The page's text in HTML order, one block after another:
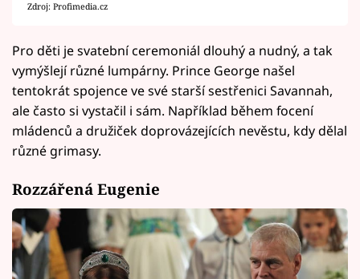
Zdroj: Profimedia.cz
Pro děti je svatební ceremoniál dlouhý a nudný, a tak
vymýšlejí různé lumpárny. Prince George našel
tentokrát spojence ve své starší sestřenici Savannah,
ale často si vystačil i sám. Například během focení
mládenců a družiček doprovázejících nevěstu, kdy dělal
různé grimasy.
Rozzářená Eugenie